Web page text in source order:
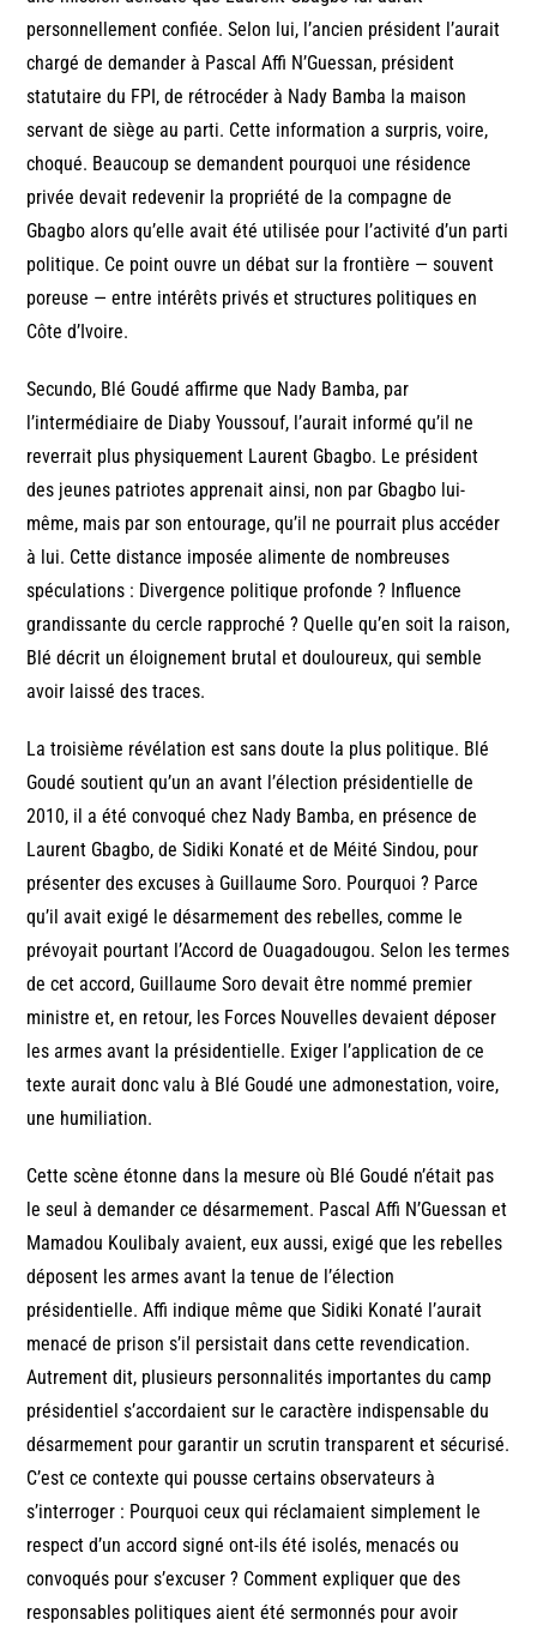
personnellement confiée. Selon lui, l’ancien président l’aurait
chargé de demander à Pascal Affi N’Guessan, président
statutaire du FPI, de rétrocéder à Nady Bamba la maison
servant de siège au parti. Cette information a surpris, voire,
choqué. Beaucoup se demandent pourquoi une résidence
privée devait redevenir la propriété de la compagne de
Gbagbo alors qu’elle avait été utilisée pour l’activité d’un parti
politique. Ce point ouvre un débat sur la frontière — souvent
poreuse — entre intérêts privés et structures politiques en
Côte d’Ivoire.
Secundo, Blé Goudé affirme que Nady Bamba, par
l’intermédiaire de Diaby Youssouf, l’aurait informé qu’il ne
reverrait plus physiquement Laurent Gbagbo. Le président
des jeunes patriotes apprenait ainsi, non par Gbagbo lui-
même, mais par son entourage, qu’il ne pourrait plus accéder
à lui. Cette distance imposée alimente de nombreuses
spéculations : Divergence politique profonde ? Influence
grandissante du cercle rapproché ? Quelle qu’en soit la raison,
Blé décrit un éloignement brutal et douloureux, qui semble
avoir laissé des traces.
La troisième révélation est sans doute la plus politique. Blé
Goudé soutient qu’un an avant l’élection présidentielle de
2010, il a été convoqué chez Nady Bamba, en présence de
Laurent Gbagbo, de Sidiki Konaté et de Méité Sindou, pour
présenter des excuses à Guillaume Soro. Pourquoi ? Parce
qu’il avait exigé le désarmement des rebelles, comme le
prévoyait pourtant l’Accord de Ouagadougou. Selon les termes
de cet accord, Guillaume Soro devait être nommé premier
ministre et, en retour, les Forces Nouvelles devaient déposer
les armes avant la présidentielle. Exiger l’application de ce
texte aurait donc valu à Blé Goudé une admonestation, voire,
une humiliation.
Cette scène étonne dans la mesure où Blé Goudé n’était pas
le seul à demander ce désarmement. Pascal Affi N’Guessan et
Mamadou Koulibaly avaient, eux aussi, exigé que les rebelles
déposent les armes avant la tenue de l’élection
présidentielle. Affi indique même que Sidiki Konaté l’aurait
menacé de prison s’il persistait dans cette revendication.
Autrement dit, plusieurs personnalités importantes du camp
présidentiel s’accordaient sur le caractère indispensable du
désarmement pour garantir un scrutin transparent et sécurisé.
C’est ce contexte qui pousse certains observateurs à
s’interroger : Pourquoi ceux qui réclamaient simplement le
respect d’un accord signé ont-ils été isolés, menacés ou
convoqués pour s’excuser ? Comment expliquer que des
responsables politiques aient été sermonnés pour avoir